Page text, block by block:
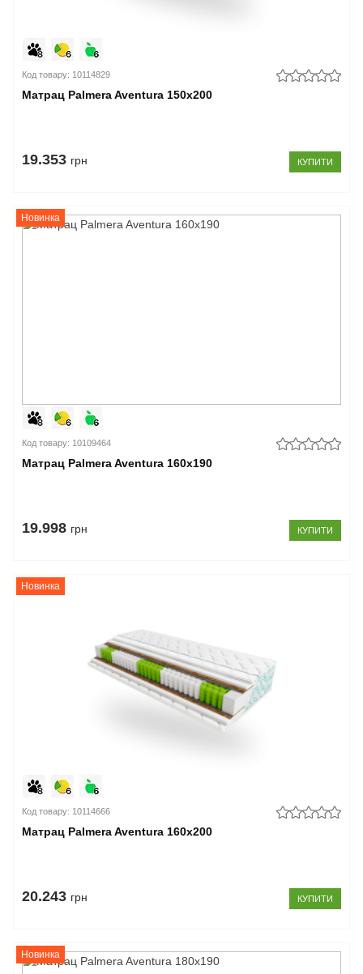
Код товару: 10114829
Матрац Palmera Aventura 150x200
19.353 грн КУПИТИ
Новинка
Код товару: 10109464
Матрац Palmera Aventura 160x190
19.998 грн КУПИТИ
Новинка
Код товару: 10114666
Матрац Palmera Aventura 160x200
20.243 грн КУПИТИ
Новинка